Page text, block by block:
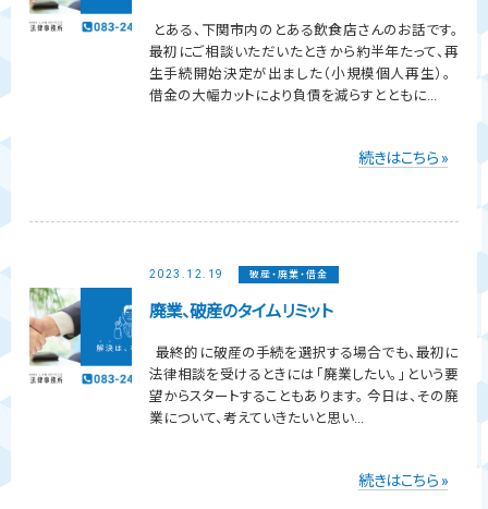
とある、下関市内のとある飲食店さんのお話です。
最初にご相談いただいたときから約半年たって、再
生手続開始決定が出ました（小規模個人再生）。
借金の大幅カットにより負債を減らすとともに...
続きはこちら »
2023.12.19 破産・廃業・借金
廃業、破産のタイムリミット
最終的に破産の手続を選択する場合でも、最初に
法律相談を受けるときには「廃業したい。」という要
望からスタートすることもあります。 今日は、その廃
業について、考えていきたいと思い...
続きはこちら »